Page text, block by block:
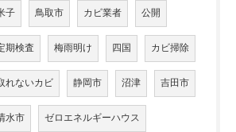
子 鳥取市 カビ業者 公開
期検査 梅雨明け 四国 カビ掃除
れないカビ 静岡市 沼津 吉田市
水市 ゼロエネルギーハウス